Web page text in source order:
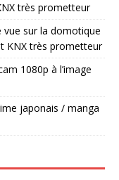
très prometteur
vue sur la domotique
KNX très prometteur
1080p à l’image
japonais / manga